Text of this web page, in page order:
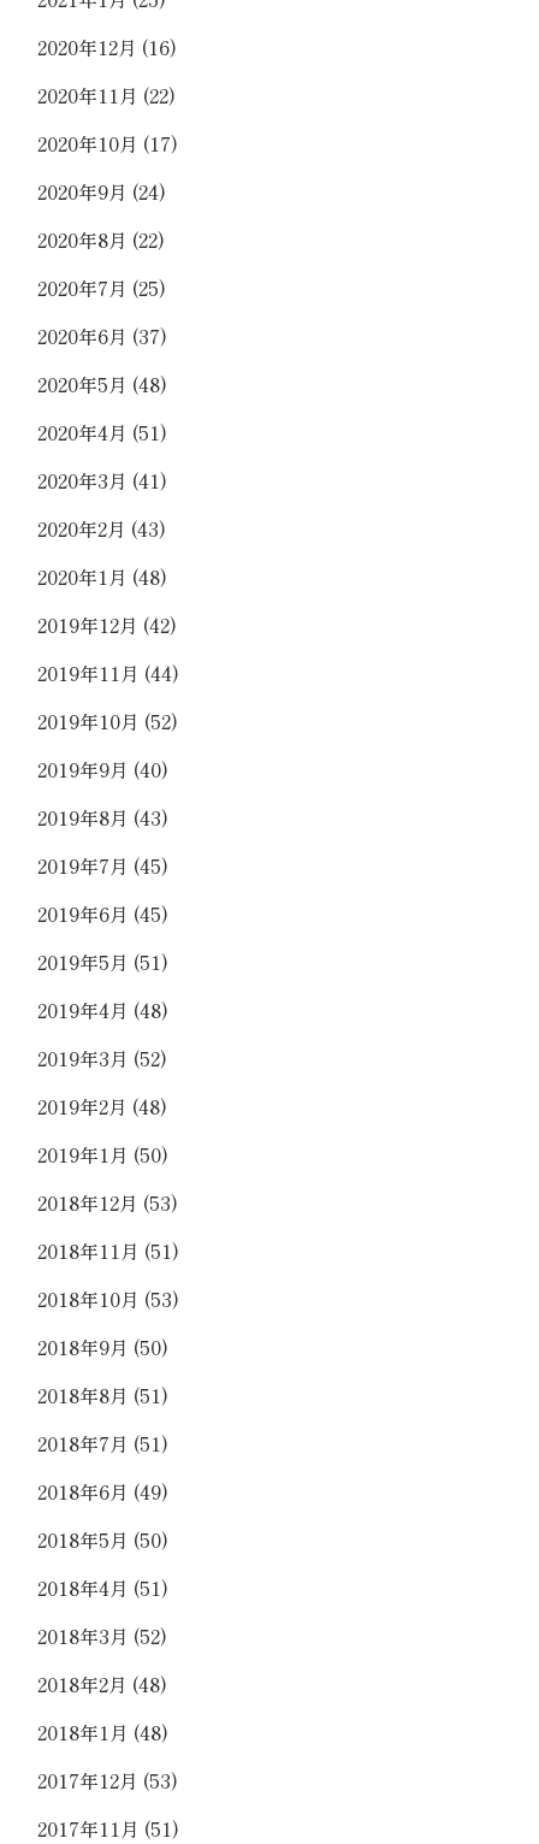
2020年12月 (16)
2020年11月 (22)
2020年10月 (17)
2020年9月 (24)
2020年8月 (22)
2020年7月 (25)
2020年6月 (37)
2020年5月 (48)
2020年4月 (51)
2020年3月 (41)
2020年2月 (43)
2020年1月 (48)
2019年12月 (42)
2019年11月 (44)
2019年10月 (52)
2019年9月 (40)
2019年8月 (43)
2019年7月 (45)
2019年6月 (45)
2019年5月 (51)
2019年4月 (48)
2019年3月 (52)
2019年2月 (48)
2019年1月 (50)
2018年12月 (53)
2018年11月 (51)
2018年10月 (53)
2018年9月 (50)
2018年8月 (51)
2018年7月 (51)
2018年6月 (49)
2018年5月 (50)
2018年4月 (51)
2018年3月 (52)
2018年2月 (48)
2018年1月 (48)
2017年12月 (53)
2017年11月 (51)